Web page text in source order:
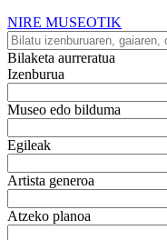
NIRE MUSEOTIK
Bilaketa aurreratua
Izenburua
Museo edo bilduma
Egileak
Artista generoa
Atzeko planoa